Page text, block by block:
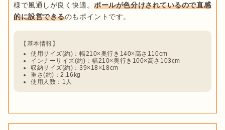
様で風通しが良く快適。ポールが色分けされているので直感
的に設営できる
使用サイズ(約)：幅210×奥行き140×高さ110cm
インナーサイズ(約)：幅210×奥行き100×高さ103cm
収納サイズ(約)：39×18×18cm
重さ(約)：2.16kg
使用人数：1人